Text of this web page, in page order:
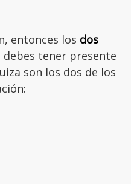
entonces los dos
debes tener presente
son los dos de los